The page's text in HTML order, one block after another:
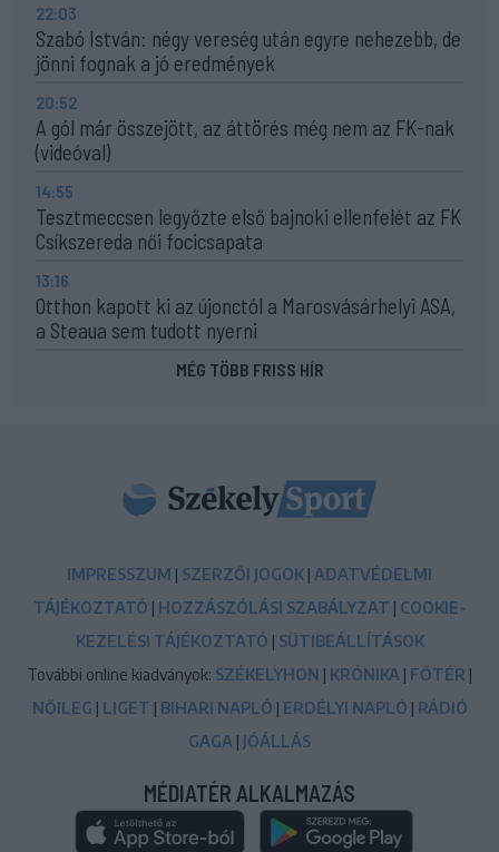
22:03
Szabó István: négy vereség után egyre nehezebb, de
jönni fognak a jó eredmények
20:52
A gól már összejött, az áttörés még nem az FK-nak
(videóval)
14:55
Tesztmeccsen legyőzte első bajnoki ellenfelét az FK
Csíkszereda női focicsapata
13:16
Otthon kapott ki az újonctól a Marosvásárhelyi ASA,
a Steaua sem tudott nyerni
MÉG TÖBB FRISS HÍR
IMPRESSZUM | SZERZŐI JOGOK | ADATVÉDELMI
TÁJÉKOZTATÓ | HOZZÁSZÓLÁSI SZABÁLYZAT | COOKIE-
KEZELÉSI TÁJÉKOZTATÓ | SÜTIBEÁLLÍTÁSOK
További online kiadványok: SZÉKELYHON | KRÓNIKA | FŐTÉR |
NŐILEG | LIGET | BIHARI NAPLÓ | ERDÉLYI NAPLÓ | RÁDIÓ
GAGA | JÓÁLLÁS
MÉDIATÉR ALKALMAZÁS